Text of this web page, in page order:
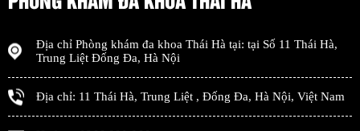
Địa chỉ Phòng khám đa khoa Thái Hà tại: tại Số 11 Thái Hà,
Trung Liệt Đống Đa, Hà Nội
Địa chỉ: 11 Thái Hà, Trung Liệt , Đống Đa, Hà Nội, Việt Nam